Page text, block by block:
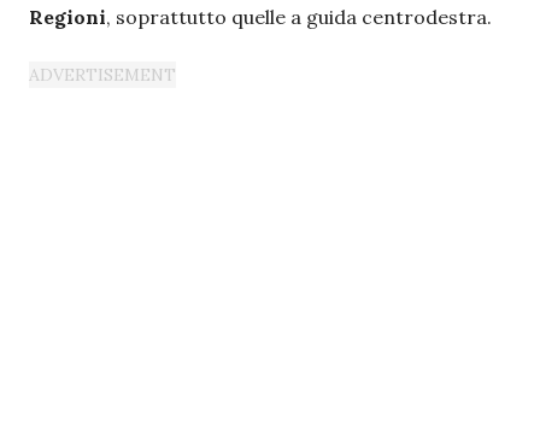
Regioni, soprattutto quelle a guida centrodestra.